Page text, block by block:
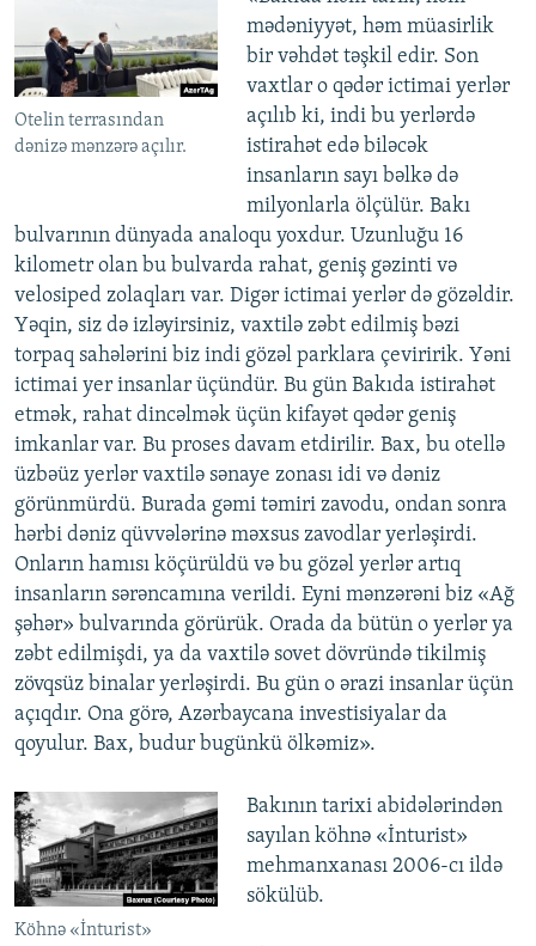
Otelin terrasından
dənizə mənzərə açılır.
mədəniyyət, həm müasirlik
bir vəhdət təşkil edir. Son
vaxtlar o qədər ictimai yerlər
açılıb ki, indi bu yerlərdə
istirahət edə biləcək
insanların sayı bəlkə də
milyonlarla ölçülür. Bakı
bulvarının dünyada analoqu yoxdur. Uzunluğu 16
kilometr olan bu bulvarda rahat, geniş gəzinti və
velosiped zolaqları var. Digər ictimai yerlər də gözəldir.
Yəqin, siz də izləyirsiniz, vaxtilə zəbt edilmiş bəzi
torpaq sahələrini biz indi gözəl parklara çeviririk. Yəni
ictimai yer insanlar üçündür. Bu gün Bakıda istirahət
etmək, rahat dincəlmək üçün kifayət qədər geniş
imkanlar var. Bu proses davam etdirilir. Bax, bu otellə
üzbəüz yerlər vaxtilə sənaye zonası idi və dəniz
görünmürdü. Burada gəmi təmiri zavodu, ondan sonra
hərbi dəniz qüvvələrinə məxsus zavodlar yerləşirdi.
Onların hamısı köçürüldü və bu gözəl yerlər artıq
insanların sərəncamına verildi. Eyni mənzərəni biz «Ağ
şəhər» bulvarında görürük. Orada da bütün o yerlər ya
zəbt edilmişdi, ya da vaxtilə sovet dövründə tikilmiş
zövqsüz binalar yerləşirdi. Bu gün o ərazi insanlar üçün
açıqdır. Ona görə, Azərbaycana investisiyalar da
qoyulur. Bax, budur bugünkü ölkəmiz».
Köhnə «İnturist»
Bakının tarixi abidələrindən
sayılan köhnə «İnturist»
mehmanxanası 2006-cı ildə
sökülüb.